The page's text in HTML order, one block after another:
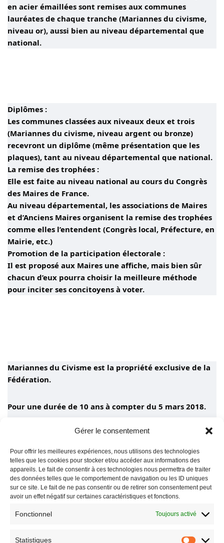
Gérer le consentement
Pour offrir les meilleures expériences, nous utilisons des technologies
telles que les cookies pour stocker et/ou accéder aux informations des
appareils. Le fait de consentir à ces technologies nous permettra de traiter
des données telles que le comportement de navigation ou les ID uniques
sur ce site. Le fait de ne pas consentir ou de retirer son consentement peut
avoir un effet négatif sur certaines caractéristiques et fonctions.
Fonctionnel Toujours activé
Statistiques
en acier émaillées sont remises aux communes
lauréates de chaque tranche (Mariannes du civisme,
niveau or), aussi bien au niveau départemental que
national.
Diplômes :
Les communes classées aux niveaux deux et trois
(Mariannes du civisme, niveau argent ou bronze)
recevront un diplôme (même présentation que les
plaques), tant au niveau départemental que national.
La remise des trophées :
Elle est faite au niveau national au cours du Congrès
des Maires de France.
Au niveau départemental, les associations de Maires
et d’Anciens Maires organisent la remise des trophées
comme elles l’entendent (Congrès local, Préfecture, en
Mairie, etc.)
Promotion de la participation électorale :
Il est proposé aux Maires une affiche, mais bien sûr
chacun d’eux pourra choisir la meilleure méthode
pour inciter ses concitoyens à voter.
Mariannes du Civisme est la propriété exclusive de la
Fédération.
Pour une durée de 10 ans à compter du 5 mars 2018.
Un organisme veillera pour le compte de la FAMAF sur